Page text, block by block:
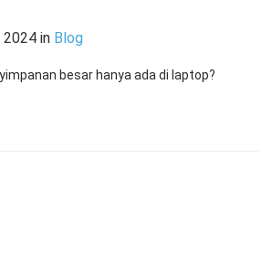
2024 in Blog
besar hanya ada di laptop?